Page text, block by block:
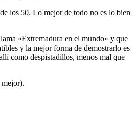
los 50. Lo mejor de todo no es lo bien
«Extremadura en el mundo» y que
y la mejor forma de demostrarlo es
como despistadillos, menos mal que
mejor).